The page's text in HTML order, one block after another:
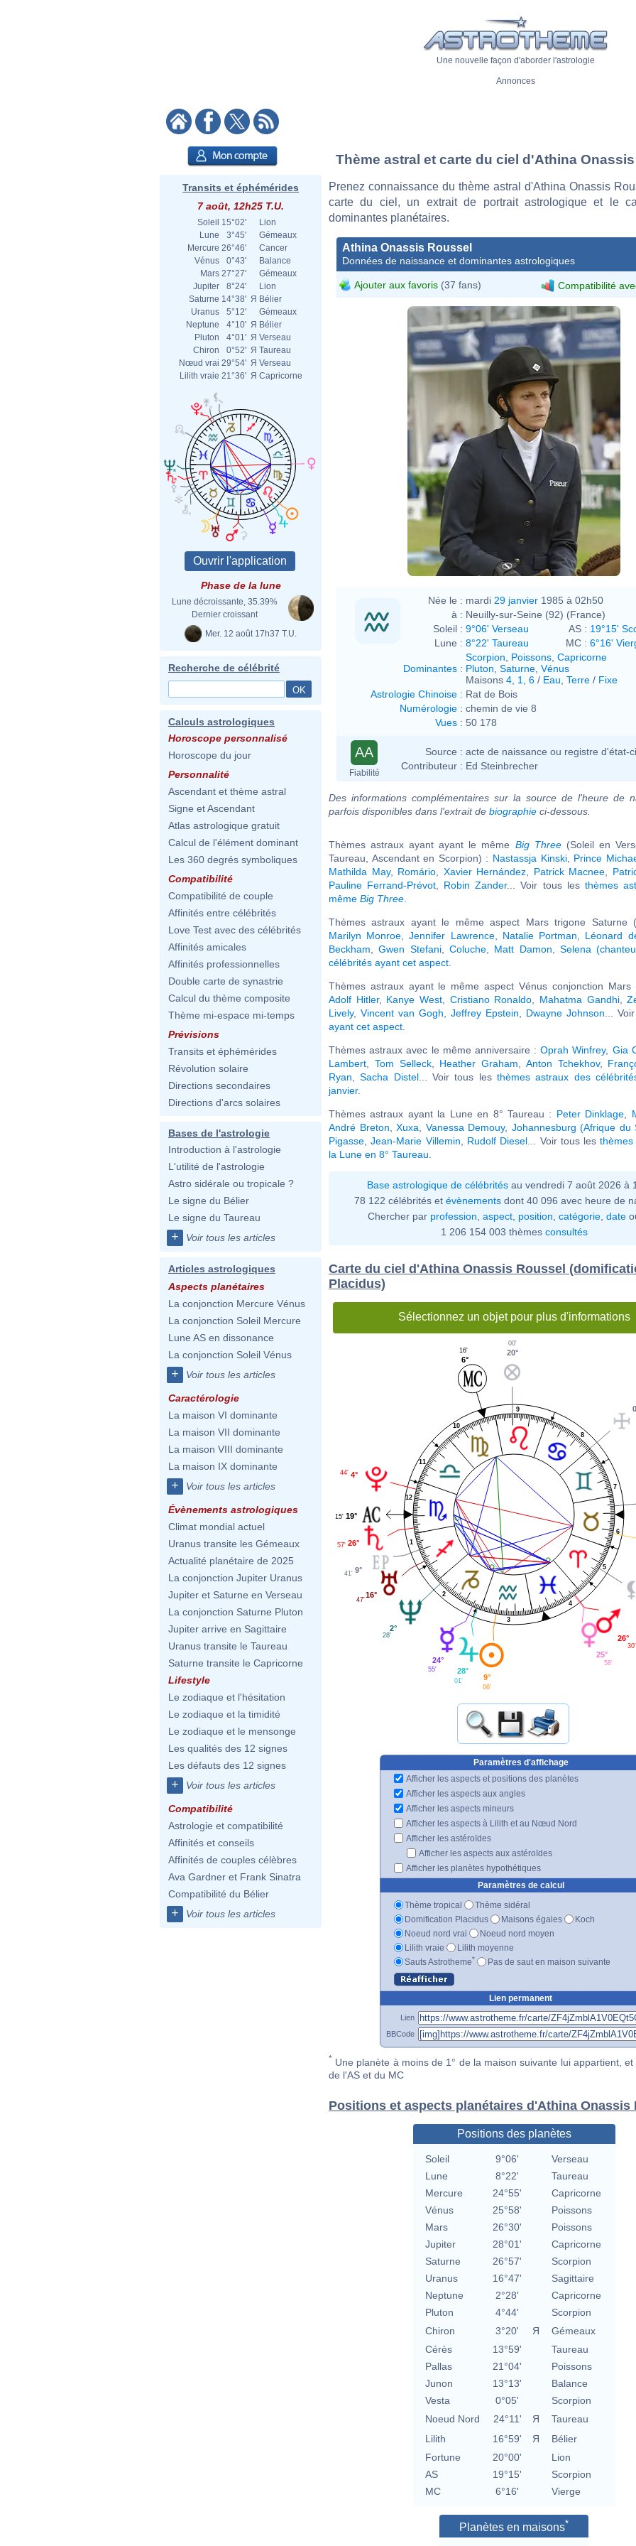
Une nouvelle façon d'aborder l'astrologie
Annonces
Transits et éphémérides
7 août, 12h25 T.U.
Soleil 15°02'
Lion
Lune
3°45'
Gémeaux
Mercure 26°46'
Cancer
Vénus
0°43'
Balance
Mars 27°27'
Gémeaux
Jupiter
8°24'
Lion
Saturne 14°38' Я Bélier
Uranus
5°12'
Gémeaux
Neptune
4°10' Я Bélier
Pluton
4°01' Я Verseau
Chiron
0°52' Я Taureau
Nœud vrai 29°54' Я Verseau
Lilith vraie 21°36' Я Capricorne
Phase de la lune
Lune décroissante, 35.39%
Dernier croissant
Mer. 12 août 17h37 T.U.
Recherche de célébrité
Calculs astrologiques
Horoscope personnalisé
Horoscope du jour
Personnalité
Ascendant et thème astral
Signe et Ascendant
Atlas astrologique gratuit
Calcul de l'élément dominant
Les 360 degrés symboliques
Compatibilité
Compatibilité de couple
Affinités entre célébrités
Love Test avec des célébrités
Affinités amicales
Affinités professionnelles
Double carte de synastrie
Calcul du thème composite
Thème mi-espace mi-temps
Prévisions
Transits et éphémérides
Révolution solaire
Directions secondaires
Directions d'arcs solaires
Bases de l'astrologie
Introduction à l'astrologie
L'utilité de l'astrologie
Astro sidérale ou tropicale ?
Le signe du Bélier
Le signe du Taureau
+ Voir tous les articles
Articles astrologiques
Aspects planétaires
La conjonction Mercure Vénus
La conjonction Soleil Mercure
Lune AS en dissonance
La conjonction Soleil Vénus
+ Voir tous les articles
Caractérologie
La maison VI dominante
La maison VII dominante
La maison VIII dominante
La maison IX dominante
+ Voir tous les articles
Évènements astrologiques
Climat mondial actuel
Uranus transite les Gémeaux
Actualité planétaire de 2025
La conjonction Jupiter Uranus
Jupiter et Saturne en Verseau
La conjonction Saturne Pluton
Jupiter arrive en Sagittaire
Uranus transite le Taureau
Saturne transite le Capricorne
Lifestyle
Le zodiaque et l'hésitation
Le zodiaque et la timidité
Le zodiaque et le mensonge
Les qualités des 12 signes
Les défauts des 12 signes
+ Voir tous les articles
Compatibilité
Astrologie et compatibilité
Affinités et conseils
Affinités de couples célèbres
Ava Gardner et Frank Sinatra
Compatibilité du Bélier
+ Voir tous les articles
Thème astral et carte du ciel d'Athina
Prenez connaissance du thème astral d'Athina Onassis
carte du ciel, un extrait de portrait astrologique et le
dominantes planétaires.
Athina Onassis Roussel
Données de naissance et dominantes astrologiques
Ajouter aux favoris (37 fans) Compatibilité
Née le : mardi 29 janvier 1985 à 02h50
à : Neuilly-sur-Seine (92) (France)
Soleil : 9°06' Verseau AS : 19°15'
Lune : 8°22' Taureau MC : 6°16'
Dominantes :
Scorpion Poissons Capricorne
Pluton Saturne Vénus
Maisons 4 1 6 / Eau Terre / Fixe
Astrologie Chinoise : Rat de Bois
Numérologie : chemin de vie 8
Vues : 50 178
AA
Fiabilité
Source : acte de naissance ou registre d'état-
Contributeur : Ed Steinbrecher
Des informations complémentaires sur la source de l'heure de
parfois disponibles dans l'extrait de biographie ci-dessous.
Thèmes astraux ayant ayant le même Big Three(Soleil en
Taureau, Ascendant en Scorpion) : Nastassja Kinski, Prince
Mathilda May, Romário Xavier Hernández Patrick Macnee
Pauline Ferrand-Prévot
Robin Zander... Voir tous les thèmes
même Big Three
Thèmes astraux ayant le même aspect Mars trigone Saturne
Marilyn Monroe ,Jennifer Lawrence, Natalie Portman Léonard
Beckham ,Gwen Stefani,Coluche Matt Damon ,Selena
célébrités ayant cet aspect
Thèmes astraux ayant le même aspect Vénus conjonction Mars
Adolf Hitler, Kanye West Cristiano Ronaldo Mahatma Gandhi,
Lively, Vincent van Gogh Jeffrey Epstein Dwayne Johnson ...
ayant cet aspect
Thèmes astraux avec le même anniversaire :Oprah Winfrey, Gia
Lambert
Tom Selleck, Heather Graham Anton Tchekhov,
Ryan ,Sacha Distel... Voir tous lesthèmes astraux des
janvier.
Thèmes astraux ayant la Lune en 8° Taureau : Peter Dinklage
André Breton ,Xuxa Vanessa Demouy, Johannesburg (Afrique du
Pigasse ,Jean-Marie Villemin Rudolf Diesel ... Voir tous les
la Lune en 8° Taureau
Base astrologique de célébrités au vendredi 7 août 2026 à
78 122 célébrités et évènements dont 40 096 avec heure de
Chercher par profession aspect position catégorie date
1 206 154 003 thèmes consultés
Carte du ciel d'Athina Onassis Roussel
Placidus)
Sélectionnez un objet pour plus d'informations
1
2
3
4
5
6
7
8
9
10
11
12
20°
00'
6°
16'
4°
44'
19°
15'
26°
57'
9°
41'
16°
47'
2°
28'
24°
55' 28°
01' 9°
06'
25°
58'
26°
30'
Paramètres d'affichage
Afficher les aspects et positions des planètes
Afficher les aspects aux angles
Afficher les aspects mineurs
Afficher les aspects à Lilith et au Nœud Nord
Afficher les astéroïdes
Afficher les aspects aux astéroïdes
Afficher les planètes hypothétiques
Paramètres de calcul
Thème tropical
Thème sidéral
Domification Placidus
Maisons égales
Koch
Noeud nord vrai
Noeud nord moyen
Lilith vraie
Lilith moyenne
Sauts Astrotheme* Pas de saut en maison suivante
Lien permanent
Lien
BBCode
* Une planète à moins de 1° de la maison suivante lui appartient, et
de l'AS et du MC
Positions et aspects planétaires d'Athina Onassis
Positions des planètes
Soleil 9°06'
Verseau
Lune
8°22'
Taureau
Mercure
24°55'
Capricorne
Vénus
25°58'
Poissons
Mars
26°30'
Poissons
Jupiter
28°01'
Capricorne
Saturne
26°57'
Scorpion
Uranus
16°47'
Sagittaire
Neptune
2°28'
Capricorne
Pluton
4°44'
Scorpion
Chiron
3°20' Я
Gémeaux
Cérès
13°59'
Taureau
Pallas
21°04'
Poissons
Junon
13°13'
Balance
Vesta
0°05'
Scorpion
Noeud Nord
24°11' Я
Taureau
Lilith
16°59' Я
Bélier
Fortune
20°00'
Lion
AS
19°15'
Scorpion
MC
6°16' Vierge
Planètes en maisons*